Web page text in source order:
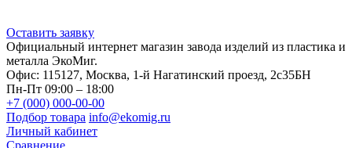
Оставить заявку
Официальный интернет магазин завода изделий из пластика и
металла ЭкоМиг.
Офис: 115127, Москва, 1-й Нагатинский проезд, 2с35БН
Пн-Пт 09:00 – 18:00
+7 (000) 000-00-00
Подбор товара info@ekomig.ru
Личный кабинет